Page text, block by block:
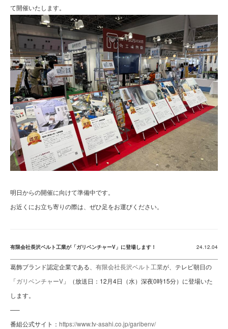
て開催いたします。
明日からの開催に向けて準備中です。
お近くにお立ち寄りの際は、ぜひ足をお運びください。
有限会社長沢ベルト工業が「ガリベンチャーV」に登場します！ 24.12.04
葛飾ブランド認定企業である、 有限会社長沢ベルト工業が、テレビ朝日の
「ガリベンチャーV 」（放送日：12月4日（水）深夜0時15分）に登場いた
します。
—–
番組公式サイト： https://www.tv-asahi.co.jp/garibenv/